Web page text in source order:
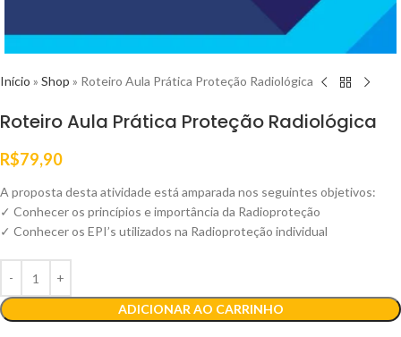
Início » Shop » Roteiro Aula Prática Proteção Radiológica
Roteiro Aula Prática Proteção Radiológica
R$79,90
A proposta desta atividade está amparada nos seguintes objetivos:
✓ Conhecer os princípios e importância da Radioproteção
✓ Conhecer os EPI’s utilizados na Radioproteção individual
ADICIONAR AO CARRINHO